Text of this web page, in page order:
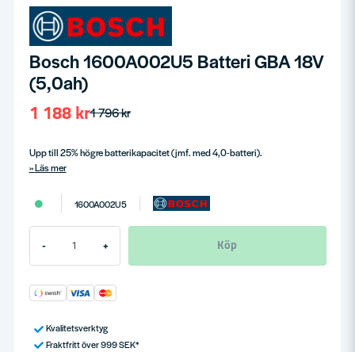
Bosch 1600A002U5 Batteri GBA 18V
(5,0ah)
1 796 kr
1 188 kr
Upp till 25% högre batterikapacitet (jmf. med 4,0-batteri).
Läs mer
1600A002U5
- + Köp
Kvalitetsverktyg
Fraktfritt över 999 SEK*